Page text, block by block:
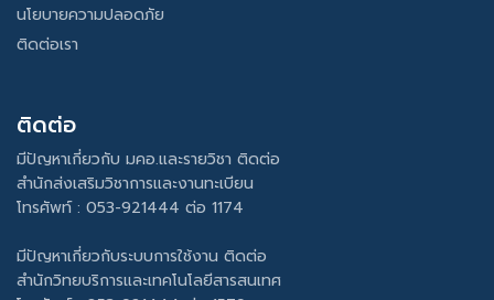
นโยบายความปลอดภัย
ติดต่อเรา
ติดต่อ
มีปัญหาเกี่ยวกับ มคอ.และรายวิชา ติดต่อ
สำนักส่งเสริมวิชาการและงานทะเบียน
โทรศัพท์ : 053-921444 ต่อ 1174
มีปัญหาเกี่ยวกับระบบการใช้งาน ติดต่อ
สำนักวิทยบริการและเทคโนโลยีสารสนเทศ